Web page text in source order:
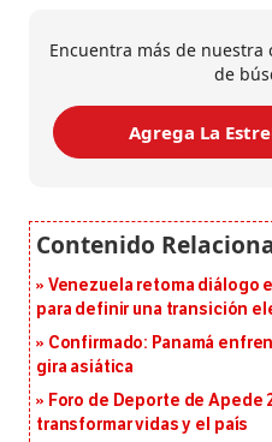
Encuentra más de
de
Agrega La
Venezuela retoma diálogo
para definir una transición
Confirmado: Panamá
gira asiática
Foro de Deporte de Apede
transformar vidas y el país